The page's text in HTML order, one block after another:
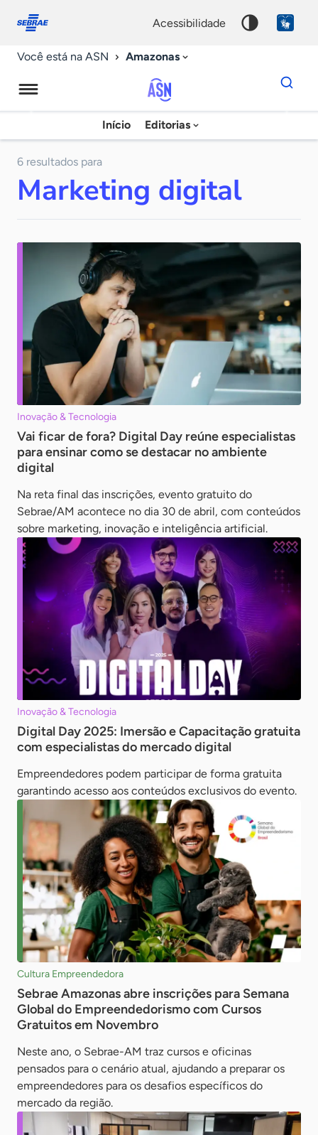
conosco
acessibilidade
Você está na ASN Amazonas
Agência
Sebrae
Notícias
Início Editorias
Dados
para
chave
6 resultados para
Marketing digital
Inovação & Tecnologia
Vai ficar de fora? Digital Day reúne especialistas
para ensinar como se destacar no ambiente
digital
Na reta final das inscrições, evento gratuito do
Sebrae/AM acontece no dia 30 de abril, com conteúdos
sobre marketing, inovação e inteligência artificial.
Inovação & Tecnologia
Digital Day 2025: Imersão e Capacitação gratuita
com especialistas do mercado digital
Empreendedores podem participar de forma gratuita
garantindo acesso aos conteúdos exclusivos do evento.
Cultura Empreendedora
Sebrae Amazonas abre inscrições para Semana
Global do Empreendedorismo com Cursos
Gratuitos em Novembro
Neste ano, o Sebrae-AM traz cursos e oficinas
pensados para o cenário atual, ajudando a preparar os
empreendedores para os desafios específicos do
mercado da região.